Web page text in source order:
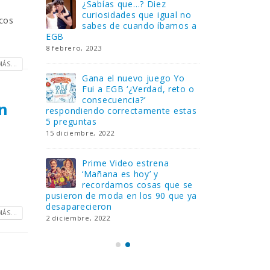
no
a
ya
Gana una de las cuatro
unidades de PLAYMOBIL
que sorteamos: Knight
Rider – El coche fantástico
[finalizado]
FlixOlé nos divierte con su
colección de comedias de
los 80 y 90 y regalamos
tres suscripciones anuales
18 noviembre, 2022
Llega el nuevo juego de
mesa Yo Fui a EGB:
Verdad, reto o
consecuencia, con más preguntas
y atrevidas pruebas
17 noviembre, 2022